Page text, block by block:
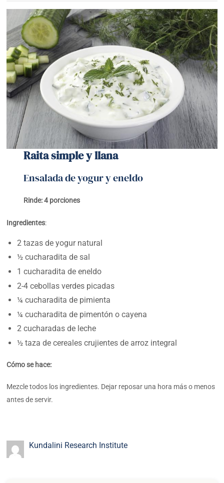
Raita simple y llana
Ensalada de yogur y eneldo
Rinde: 4 porciones
Ingredientes:
2 tazas de yogur natural
½ cucharadita de sal
1 cucharadita de eneldo
2-4 cebollas verdes picadas
¼ cucharadita de pimienta
¼ cucharadita de pimentón o cayena
2 cucharadas de leche
½ taza de cereales crujientes de arroz integral
Cómo se hace:
Mezcle todos los ingredientes. Dejar reposar una hora más o menos
antes de servir.
Kundalini Research Institute